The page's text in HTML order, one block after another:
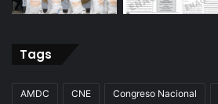
Tags
AMDC CNE Congreso Nacional